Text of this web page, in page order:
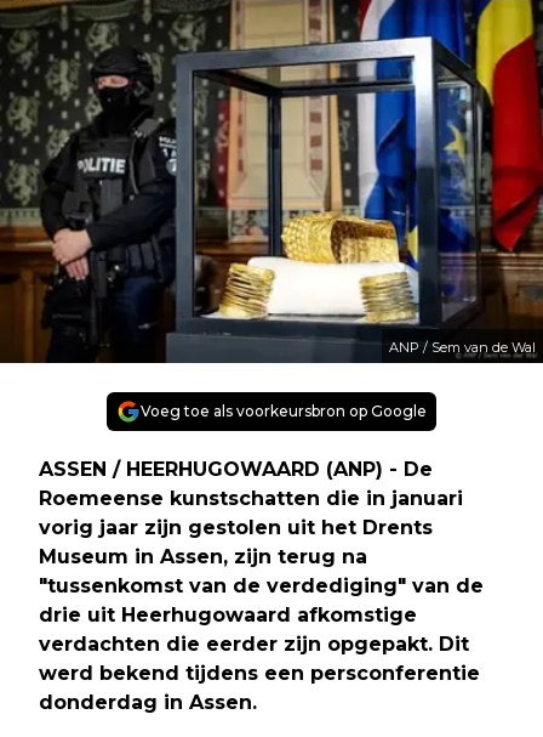
ANP / Sem van de Wal
Voeg toe als voorkeursbron op Google
ASSEN / HEERHUGOWAARD (ANP) - De
Roemeense kunstschatten die in januari
vorig jaar zijn gestolen uit het Drents
Museum in Assen, zijn terug na
"tussenkomst van de verdediging" van de
drie uit Heerhugowaard afkomstige
verdachten die eerder zijn opgepakt. Dit
werd bekend tijdens een persconferentie
donderdag in Assen.